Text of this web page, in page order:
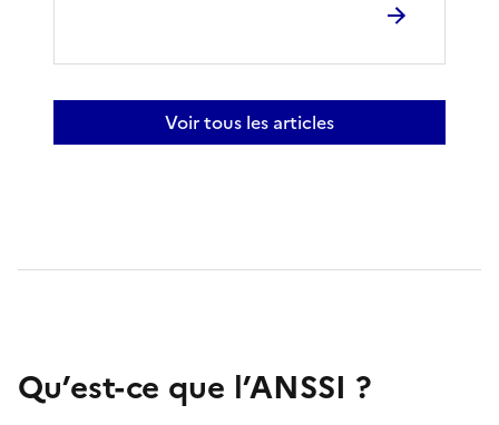
Voir tous les articles
Qu’est-ce que l’ANSSI ?